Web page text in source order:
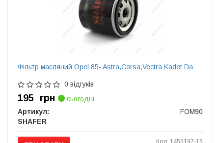
Фільтр масляний Opel 85- Astra,Corsa,Vectra Kadet Da
0 відгуків
195 грн
сьогодні
Артикул:
FOM90
SHAFER